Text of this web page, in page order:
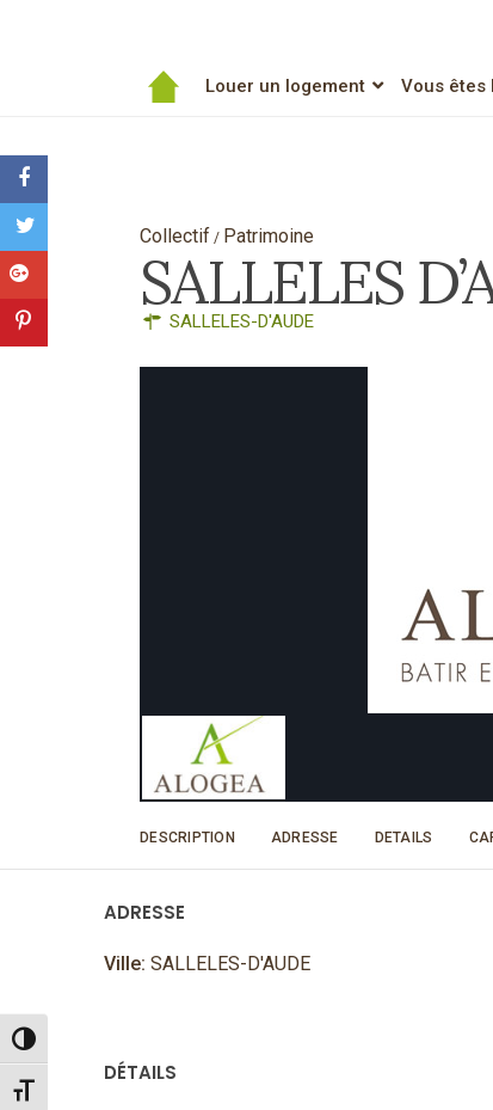
Passer en contraste élevé
Changer la taille de la police
Louer un logement Vous êtes
Collectif / Patrimoine
SALLELES
SALLELES-D'AUDE
DESCRIPTION ADRESSE DETAILS
ADRESSE
Ville: SALLELES-D'AUDE
DÉTAILS